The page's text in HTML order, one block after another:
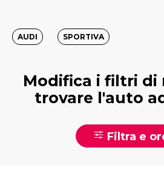
AUDI SPORTIVA
Modifica i filtri di
trovare l'auto
Filtra e